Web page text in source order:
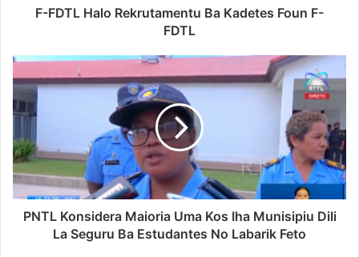
F-FDTL Halo Rekrutamentu Ba Kadetes Foun F-
FDTL
PNTL Konsidera Maioria Uma Kos Iha Munisipiu Dili
La Seguru Ba Estudantes No Labarik Feto